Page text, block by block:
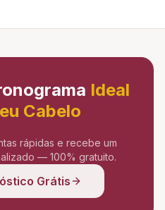
Ideal
Cabelo
rápidas e recebe um
— 100% gratuito.
Grátis